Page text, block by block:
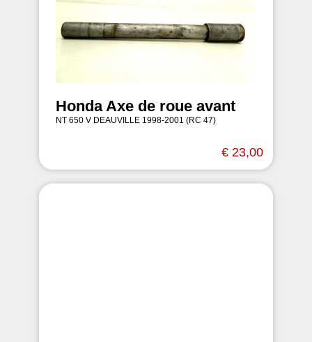
Honda Axe de roue avant
NT 650 V DEAUVILLE 1998-2001 (RC 47)
€ 23,00